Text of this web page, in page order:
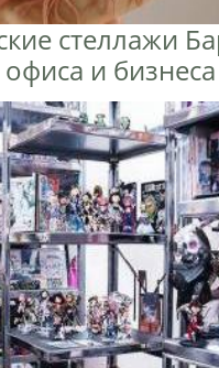
стеллажи
и бизнеса